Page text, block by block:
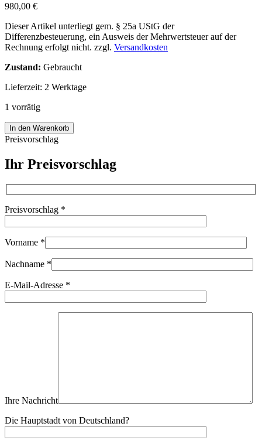
980,00 €
Dieser Artikel unterliegt gem. § 25a UStG der
Differenzbesteuerung, ein Ausweis der Mehrwertsteuer auf der
Rechnung erfolgt nicht. zzgl. Versandkosten
Zustand: Gebraucht
Lieferzeit: 2 Werktage
1 vorrätig
Leica
Summaron
f2.8
Objektiv
Anschluss
Menge
In den Warenkorb
Preisvorschlag
Ihr Preisvorschlag
Preisvorschlag *
Vorname *
Nachname *
E-Mail-Adresse *
Ihre Nachricht
Die Hauptstadt von Deutschland?